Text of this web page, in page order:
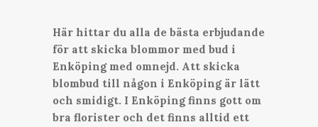
Här hittar du alla de bästa erbjudande
för att skicka blommor med bud i
Enköping med omnejd. Att skicka
blombud till någon i Enköping är lätt
och smidigt. I Enköping finns gott om
bra florister och det finns alltid ett